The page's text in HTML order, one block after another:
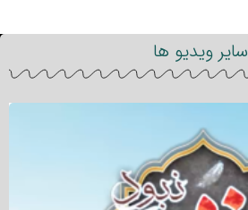
سایر ویدیو ها